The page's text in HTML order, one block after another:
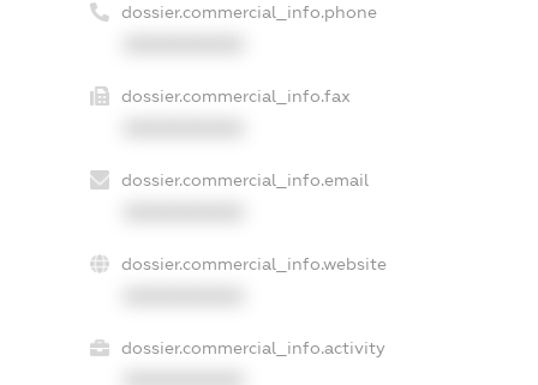
dossier.commercial_info.phone
dossier.commercial_info.fax
dossier.commercial_info.email
dossier.commercial_info.website
dossier.commercial_info.activity